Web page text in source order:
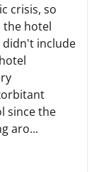
crisis, so
the hotel
include
since the
aro...